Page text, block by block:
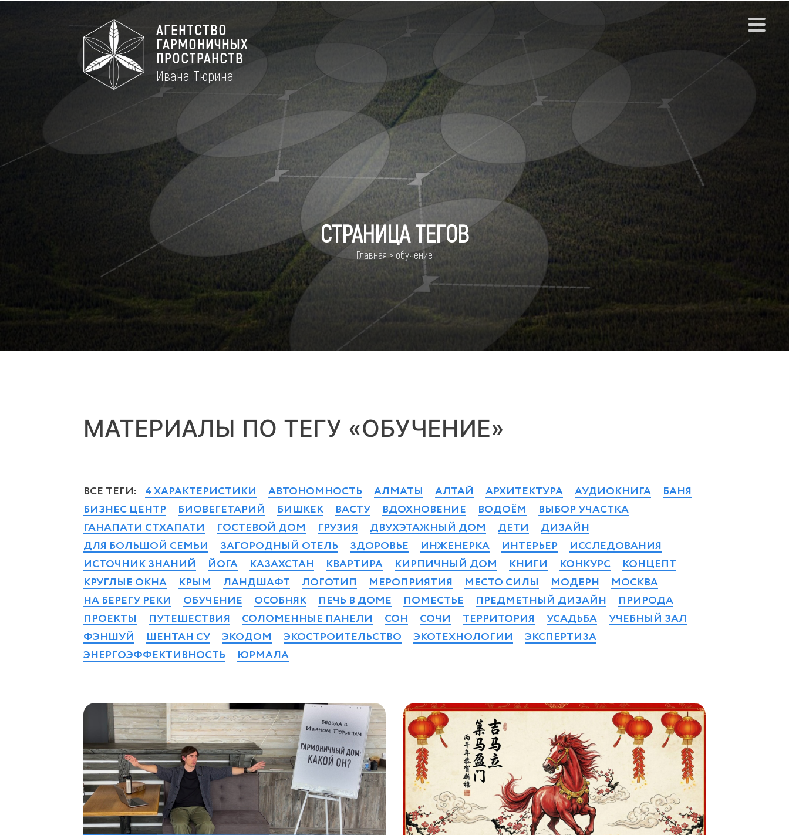
АГЕНТСТВО
ГАРМОНИЧНЫХ
ПРОСТРАНСТВ
Ивана Тюрина
СТРАНИЦА ТЕГОВ
Главная>обучение
МАТЕРИАЛЫ ПО ТЕГУ «ОБУЧЕНИЕ»
ВСЕ ТЕГИ: 4 ХАРАКТЕРИСТИКИ АВТОНОМНОСТЬ АЛМАТЫ АЛТАЙ АРХИТЕКТУРА АУДИОКНИГА
БАНЯ
БИЗНЕС ЦЕНТР
БИОВЕГЕТАРИЙ БИШКЕК ВАСТУ ВДОХНОВЕНИЕ ВОДОЁМ
ВЫБОР УЧАСТКА
ГАНАПАТИ СТХАПАТИ
ГОСТЕВОЙ ДОМ ГРУЗИЯ ДВУХЭТАЖНЫЙ ДОМ ДЕТИ
ДИЗАЙН
ДЛЯ БОЛЬШОЙ СЕМЬИ
ЗАГОРОДНЫЙ ОТЕЛЬ ЗДОРОВЬЕ ИНЖЕНЕРКА ИНТЕРЬЕР
ИССЛЕДОВАНИЯ
ИСТОЧНИК ЗНАНИЙ
ЙОГА КАЗАХСТАН КВАРТИРА КИРПИЧНЫЙ ДОМ КНИГИ КОНКУРС
КОНЦЕПТ
КРУГЛЫЕ ОКНА
КРЫМ ЛАНДШАФТ ЛОГОТИП МЕРОПРИЯТИЯ МЕСТО СИЛЫ МОДЕРН
МОСКВА
НА БЕРЕГУ РЕКИ
ОБУЧЕНИЕ ОСОБНЯК ПЕЧЬ В ДОМЕ ПОМЕСТЬЕ ПРЕДМЕТНЫЙ ДИЗАЙН
ПРИРОДА
ПРОЕКТЫ
ПУТЕШЕСТВИЯ СОЛОМЕННЫЕ ПАНЕЛИ СОН СОЧИ ТЕРРИТОРИЯ УСАДЬБА
УЧЕБНЫЙ ЗАЛ
ФЭНШУЙ
ШЕНТАН СУ ЭКОДОМ ЭКОСТРОИТЕЛЬСТВО ЭКОТЕХНОЛОГИИ
ЭКСПЕРТИЗА
ЭНЕРГОЭФФЕКТИВНОСТЬ
ЮРМАЛА